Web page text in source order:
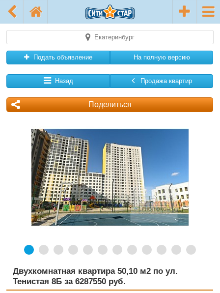
Екатеринбург
Подать объявление На полную версию
Назад Продажа квартир
Поделиться
Двухкомнатная квартира 50,10 м2 по ул.
Тенистая 8Б за 6287550 руб.